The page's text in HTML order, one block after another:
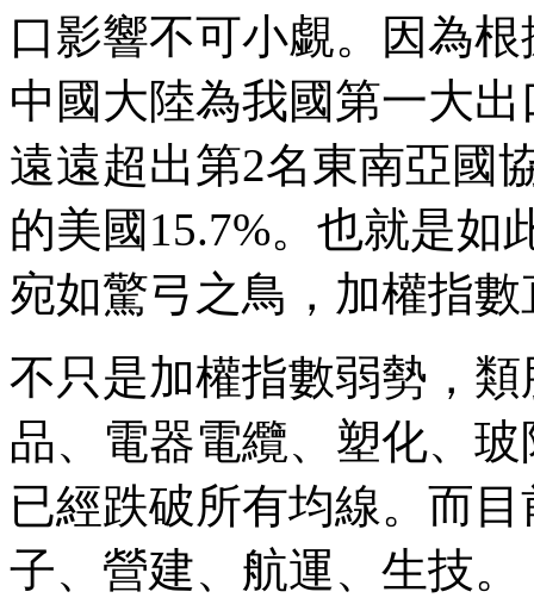
口影響不可小覷。因為
中國大陸為我國第一大
遠遠超出第2名東南亞國
的美國15.7%。也就是如
宛如驚弓之鳥，加權指
不只是加權指數弱勢，
品、電器電纜、塑化、
已經跌破所有均線。而
子、營建、航運、生技。